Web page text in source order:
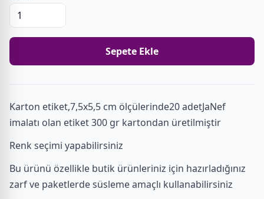
Sepete Ekle
Karton etiket,7,5x5,5 cm ölçülerinde20 adetJaNef
imalatı olan etiket 300 gr kartondan üretilmiştir
Renk seçimi yapabilirsiniz
Bu ürünü özellikle butik ürünleriniz için hazırladığınız
zarf ve paketlerde süsleme amaçlı kullanabilirsiniz